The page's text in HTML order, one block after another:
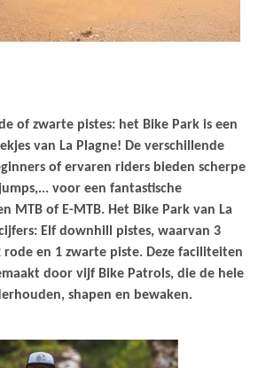
of zwarte pistes: het Bike Park is een
van La Plagne! De verschillende
of ervaren riders bieden scherpe
voor een fantastische
MTB of E-MTB. Het Bike Park van La
Elf downhill pistes, waarvan 3
rode en 1 zwarte piste. Deze faciliteiten
door vijf Bike Patrols, die de hele
shapen en bewaken.